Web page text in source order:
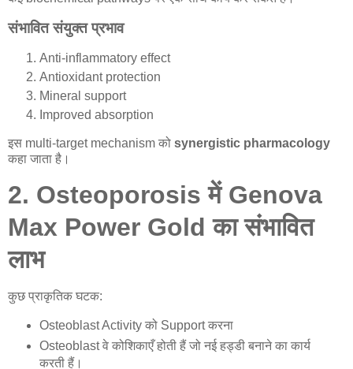
संभावित संयुक्त प्रभाव
Anti-inflammatory effect
Antioxidant protection
Mineral support
Improved absorption
इस multi-target mechanism को synergistic pharmacology
कहा जाता है।
2. Osteoporosis में Genova
Max Power Gold कासंभावित
लाभ
कुछ प्राकृतिक घटक:
Osteoblast Activity को Support करना
Osteoblast वे कोशिकाएँ होती हैं जो नई हड्डी बनाने का कार्य
करती हैं।